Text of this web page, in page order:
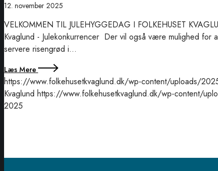
12. november 2025
VELKOMMEN TIL JULEHYGGEDAG I FOLKEHUSET
Kvaglund - Julekonkurrencer Der vil også være mulighed
servere risengrød i…
Læs Mere
https://www.folkehusetkvaglund.dk/wp-content/uploads/
Kvaglund https://www.folkehusetkvaglund.dk/wp-content/
2025